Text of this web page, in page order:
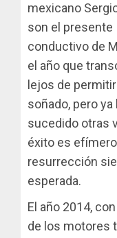
mexicano
son el presente
conductivo de
el año que
lejos de
soñado, pero ya
sucedido otras
éxito es
resurrección
esperada.
El año 2014,
de los motores